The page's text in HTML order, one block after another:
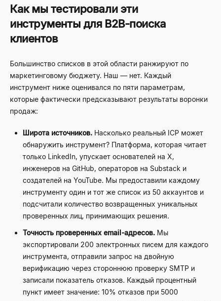
Как мы тестировали эти
инструменты для B2B-поиска
клиентов
Большинство списков в этой области ранжируют по
маркетинговому бюджету. Наш — нет. Каждый
инструмент ниже оценивался по пяти параметрам,
которые фактически предсказывают результаты воронки
продаж:
Широта источников. Насколько реальный ICP может
обнаружить инструмент? Платформа, которая читает
только LinkedIn, упускает основателей на X,
инженеров на GitHub, операторов на Substack и
создателей на YouTube. Мы предоставили каждому
инструменту один и тот же список из 50 аккаунтов и
подсчитали количество возвращенных уникальных
проверенных лиц, принимающих решения.
Точность проверенных email-адресов. Мы
экспортировали 200 электронных писем для каждого
инструмента, отправили запрос на двойную
верификацию через стороннюю проверку SMTP и
записали показатель отказов. Каждый процентный
пункт имеет значение: 10% отказов при 5000